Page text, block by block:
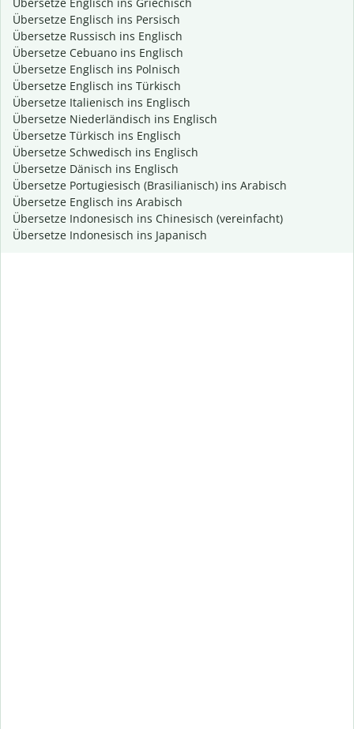
Übersetze Englisch ins Persisch
Übersetze Russisch ins Englisch
Übersetze Cebuano ins Englisch
Übersetze Englisch ins Polnisch
Übersetze Englisch ins Türkisch
Übersetze Italienisch ins Englisch
Übersetze Niederländisch ins Englisch
Übersetze Türkisch ins Englisch
Übersetze Schwedisch ins Englisch
Übersetze Dänisch ins Englisch
Übersetze Portugiesisch (Brasilianisch) ins Arabisch
Übersetze Englisch ins Arabisch
Übersetze Indonesisch ins Chinesisch (vereinfacht)
Übersetze Indonesisch ins Japanisch